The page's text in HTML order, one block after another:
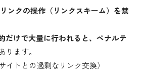
ンクの操作（リンクスキーム）を禁
だけで大量に行われると、ペナルテ
ります。
イトとの過剰なリンク交換）